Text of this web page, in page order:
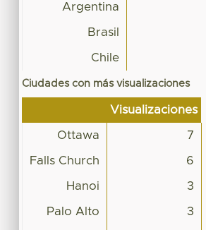
Argentina
Brasil
Chile
Ciudades con más visualizaciones
Visualizaciones
Ottawa 7
Falls Church 6
Hanoi 3
Palo Alto 3